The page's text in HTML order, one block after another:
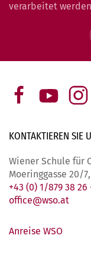
verarbeitet
KONTAKTIEREN SIE
Wiener Schule für
Moeringgasse 20/
+43 (0) 1/879 38 26
office@wso.at
Anreise WSO